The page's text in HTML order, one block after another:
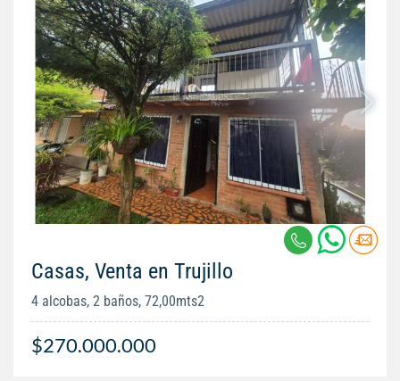
Casas, Venta en Trujillo
4 alcobas, 2 baños, 72,00mts2
$270.000.000